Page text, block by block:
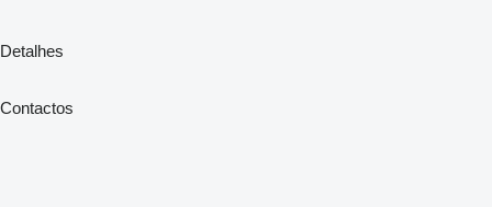
Detalhes
Contactos